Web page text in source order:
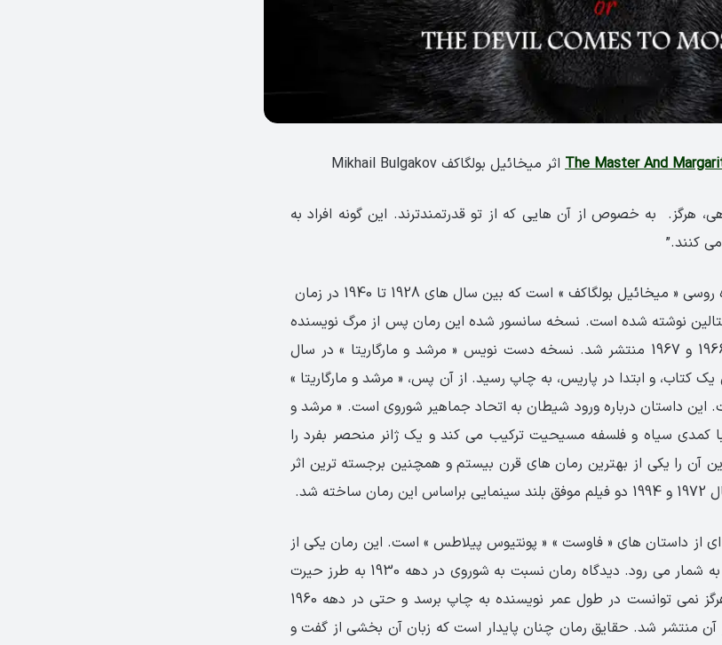
اثر میخائیل بولگاکف Mikhail Bulgakov
هرگز. به خصوص از آن هایی که از تو قدرتمندترند. این گونه افراد به
کنند.”
» اثر نویسنده روسی « میخائیل بولگاکف » است که بین سال های 1928 تا 1940 در زمان
نوشته شده است. نسخه سانسور شده این رمان پس از مرگ نویسنده
در مجله مسکو در سال های 1966 و 1967 منتشر شد. نسخه دست نویس « مرشد و مارگاریتا » در سال
یک کتاب، و ابتدا در پاریس، به چاپ رسید. از آن پس، « مرشد و مارگاریتا »
داستان درباره ورود شیطان به اتحاد جماهیر شوروی است. « مرشد و
با کمدی سیاه و فلسفه مسیحیت ترکیب می کند و یک ژانر منحصر بفرد را
آن را یکی از بهترین رمان های قرن بیستم و همچنین برجسته ترین اثر
شد.
ای از داستان های « فاوست » « پونتیوس پیلاطس » است. این رمان یکی از
آثار مهم کلاسیک ادبیات روسی به شمار می رود. دیدگاه رمان نسبت به شوروی در دهه 1930 به طرز حیرت
انگیزی آن قدر دقیق است که هرگز نمی توانست در طول عمر نویسنده به چاپ برسد و حتی در دهه 1960
منتشر شد. حقایق رمان چنان پایدار است که زبان آن بخشی از گفت و